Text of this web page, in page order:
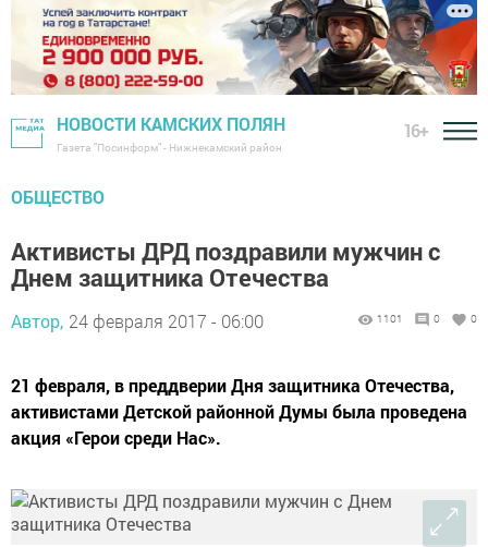
НОВОСТИ КАМСКИХ ПОЛЯН
Газета "Посинформ" - Нижнекамский район
16+
ОБЩЕСТВО
Активисты ДРД поздравили мужчин с
Днем защитника Отечества
Автор, 24 февраля 2017 - 06:00 1101 0 0
21 февраля, в преддверии Дня защитника Отечества,
активистами Детской районной Думы была проведена
акция «Герои среди Нас».